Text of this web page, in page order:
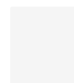
方や行動をするこ
「毎日